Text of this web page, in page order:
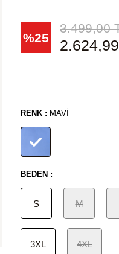
%25
3.499,00
2.624,99
RENK : MAVI
BEDEN :
S M
3XL 4XL